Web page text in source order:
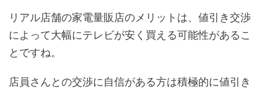
リアル店舗の家電量販店のメリットは、値引き交渉
によって大幅にテレビが安く買える可能性があるこ
とですね。
店員さんとの交渉に自信がある方は積極的に値引き